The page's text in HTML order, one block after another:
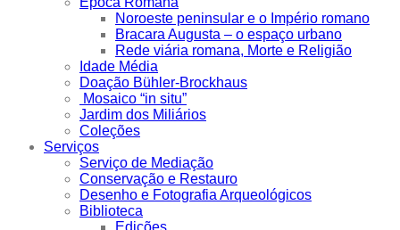
Noroeste peninsular e o Império romano
Bracara Augusta – o espaço urbano
Rede viária romana, Morte e Religião
Idade Média
Doação Bühler-Brockhaus
Mosaico “in situ”
Jardim dos Miliários
Coleções
Serviços
Serviço de Mediação
Conservação e Restauro
Desenho e Fotografia Arqueológicos
Biblioteca
Edições